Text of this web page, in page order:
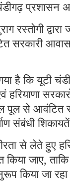
प्रशासन
रस्तोगी
सरकारी आवास
गया है कि
हरियाणा
पूल से आवंटित
संबंधी शिकायतें
से लेते हुए
किया जाए,
किया जा रहा